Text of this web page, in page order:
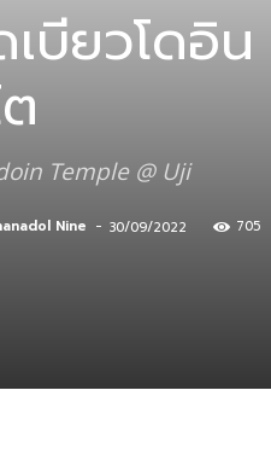
บียวโดอิ
Temple @ Uji
Nine - 30/09/2022 705